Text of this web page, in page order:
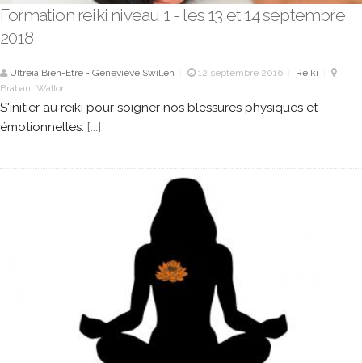
Formation reiki niveau 1 - les 13 et 14 septembre
2018
Ultreïa Bien-Etre - Geneviève Swillen 12 septembre 2016 Reiki
Brabant Wallon
S'initier au reiki pour soigner nos blessures physiques et
émotionnelles. [...]